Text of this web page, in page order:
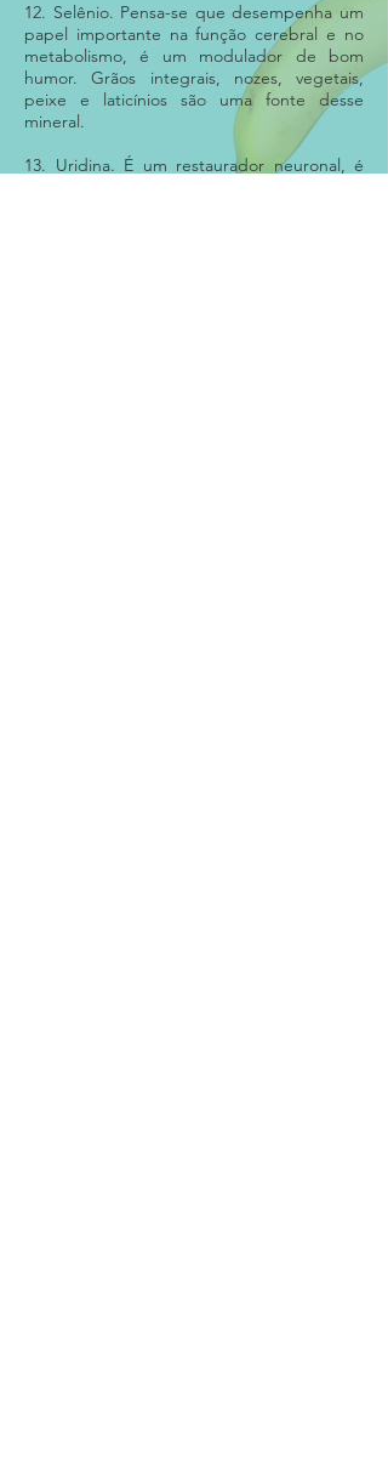
12. Selênio. Pensa-se que desempenha um
papel importante na função cerebral e no
metabolismo, é um modulador de bom
humor. Grãos integrais, nozes, vegetais,
peixe e laticínios são uma fonte desse
mineral.
13. Uridina. É um restaurador neuronal, é